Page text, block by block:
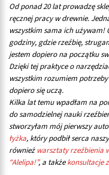
Od ponad 20 lat prowadzę
ręcznej pracy w drewnie.
wszystkim sama ich używam!
godziny, gdzie rzeźbię,
jestem dopiero na początku
Dzięki tej praktyce o
wszystkim rozumiem
dopiero się uczą.
Kilka lat temu wpadłam na
do samodzielnej nauki
stworzyłam mój pierwszy
łyżka, który podbił serca
również warsztaty rzeźbienia
“Alelipa!”, a takżekonsultacje